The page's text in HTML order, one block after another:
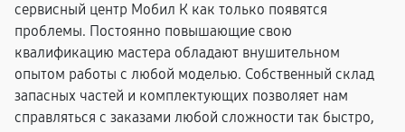
сервисный центр Мобил К как только появятся
проблемы. Постоянно повышающие свою
квалификацию мастера обладают внушительном
опытом работы с любой моделью. Собственный склад
запасных частей и комплектующих позволяет нам
справляться с заказами любой сложности так быстро,